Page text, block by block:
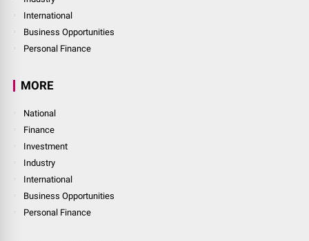
International
Business Opportunities
Personal Finance
MORE
National
Finance
Investment
Industry
International
Business Opportunities
Personal Finance